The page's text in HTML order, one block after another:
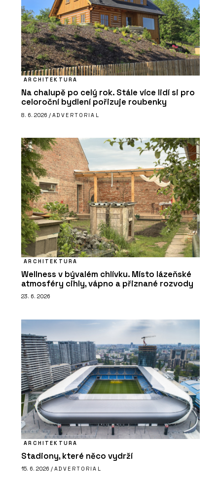
ARCHITEKTURA
Na chalupě po celý rok. Stále více lidí si pro
celoroční bydlení pořizuje roubenky
8. 6. 2026 / ADVERTORIAL
ARCHITEKTURA
Wellness v bývalém chlívku. Místo lázeňské
atmosféry cihly, vápno a přiznané rozvody
23. 6. 2026
ARCHITEKTURA
Stadiony, které něco vydrží
15. 6. 2026 / ADVERTORIAL